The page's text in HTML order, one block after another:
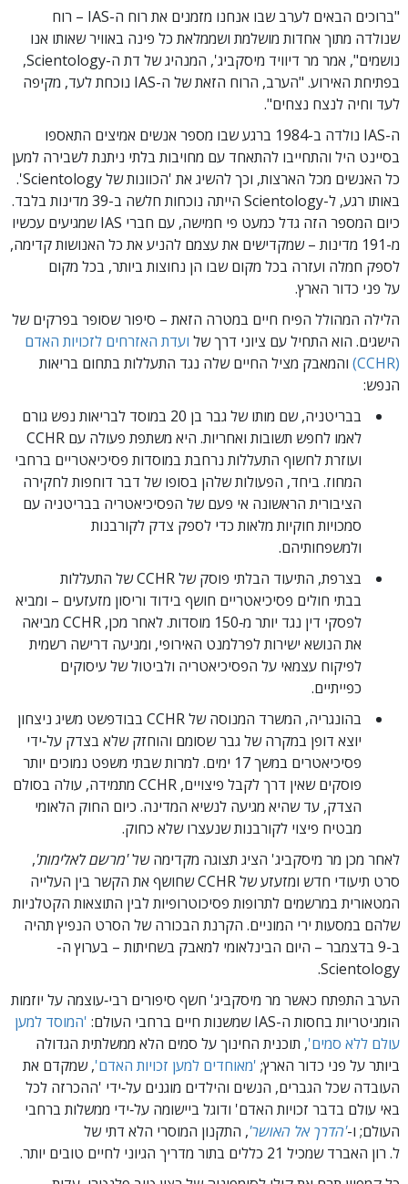
"ברוכים הבאים לערב שבו אנחנו מזמנים את רוח ה-IAS – רוח
שנולדה מתוך אחדות מושלמת ושממלאת כל פינה באוויר שאותו אנו
נושמים", אמר מר דיוויד מיסקביג', המנהיג של דת ה-Scientology,
בפתיחת האירוע. "הערב, הרוח הזאת של ה-IAS נוכחת לעד, מקיפה
לעד וחיה לנצח נצחים".
ה-IAS נולדה ב-1984 ברגע שבו מספר אנשים אמיצים התאספו
בסיינט היל והתחייבו להתאחד עם מחויבות בלתי ניתנת לשבירה למען
כל האנשים מכל הארצות, וכך להשיג את 'הכוונות של Scientology'.
באותו רגע, ל-Scientology הייתה נוכחות חלשה ב-39 מדינות בלבד.
כיום המספר הזה גדל כמעט פי חמישה, עם חברי IAS שמגיעים עכשיו
מ-191 מדינות – שמקדישים את עצמם להניע את כל האנושות קדימה,
לספק חמלה ועזרה בכל מקום שבו הן נחוצות ביותר, בכל מקום
על פני כדור הארץ.
הלילה המהולל הפיח חיים במטרה הזאת – סיפור שסופר בפרקים של
הישגים. הוא התחיל עם ציוני דרך של ועדת האזרחים לזכויות האדם
(CCHR)
והמאבק מציל החיים שלה נגד התעללות בתחום בריאות
הנפש:
בבריטניה, שם מותו של גבר בן 20 במוסד לבריאות נפש גורם
לאמו לחפש תשובות ואחריות. היא משתפת פעולה עם CCHR
ועוזרת לחשוף התעללות נרחבת במוסדות פסיכיאטריים ברחבי
המחוז. ביחד, הפעולות שלהן בסופו של דבר דוחפות לחקירה
הציבורית הראשונה אי פעם של הפסיכיאטריה בבריטניה עם
סמכויות חוקיות מלאות כדי לספק צדק לקורבנות
ולמשפחותיהם.
בצרפת, התיעוד הבלתי פוסק של CCHR של התעללות
בבתי חולים פסיכיאטריים חושף בידוד וריסון מזעזעים – ומביא
לפסקי דין נגד יותר מ‑150 מוסדות. לאחר מכן, CCHR מביאה
את הנושא ישירות לפרלמנט האירופי, ומניעה דרישה רשמית
לפיקוח עצמאי על הפסיכיאטריה ולביטול של עיסוקים
כפייתיים.
בהונגריה, המשרד המנוסה של CCHR בבודפשט משיג ניצחון
יוצא דופן במקרה של גבר שסומם והוחזק שלא בצדק על‑ידי
פסיכיאטרים במשך 17 ימים. למרות שבתי משפט נמוכים יותר
פוסקים שאין דרך לקבל פיצויים, CCHR מתמידה, עולה בסולם
הצדק, עד שהיא מגיעה לנשיא המדינה. כיום החוק הלאומי
מבטיח פיצוי לקורבנות שנעצרו שלא כחוק.
לאחר מכן מר מיסקביג' הציג תצוגה מקדימה של'מרשם לאלימות',
סרט תיעודי חדש ומזעזע של CCHR שחושף את הקשר בין העלייה
המטאורית במרשמים לתרופות פסיכוטרופיות לבין התוצאות הקטלניות
שלהם במסעות ירי המוניים. הקרנת הבכורה של הסרט הנפיץ תהיה
ב-9 בדצמבר – היום הבינלאומי למאבק בשחיתות – בערוץ ה-
Scientology.
הערב התפתח כאשר מר מיסקביג' חשף סיפורים רבי‑עוצמה על יוזמות
הומניטריות בחסות ה-IAS שמשנות חיים ברחבי העולם:
'המוסד למען
עולם ללא סמים', תוכנית החינוך על סמים הלא ממשלתית הגדולה
ביותר על פני כדור הארץ; 'מאוחדים למען זכויות האדם', שמקדם את
העובדה שכל הגברים, הנשים והילדים מוגנים על‑ידי 'ההכרזה לכל
באי עולם בדבר זכויות האדם' ודוגל ביישומה על‑ידי ממשלות ברחבי
העולם; ו-'הדרך אל האושר', התקנון המוסרי הלא דתי של
ל. רון האברד שמכיל 21 כללים בתור מדריך הגיוני לחיים טובים יותר.